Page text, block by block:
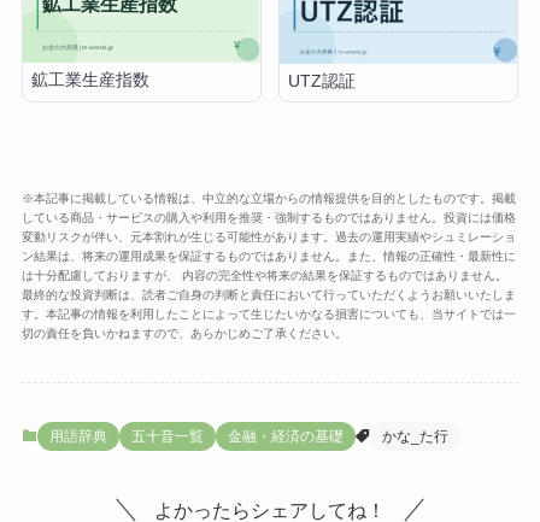
鉱工業生産指数 UTZ認証
※本記事に掲載している情報は、中立的な立場からの情報提供を目的としたものです。掲載
している商品・サービスの購入や利用を推奨・強制するものではありません。投資には価格
変動リスクが伴い、元本割れが生じる可能性があります。過去の運用実績やシュミレーショ
ン結果は、将来の運用成果を保証するものではありません。また、情報の正確性・最新性に
は十分配慮しておりますが、 内容の完全性や将来の結果を保証するものではありません。
最終的な投資判断は、読者ご自身の判断と責任において行っていただくようお願いいたしま
す。本記事の情報を利用したことによって生じたいかなる損害についても、当サイトでは一
切の責任を負いかねますので、あらかじめご了承ください。
用語辞典 五十音一覧 金融・経済の基礎 かな_た行
よかったらシェアしてね！